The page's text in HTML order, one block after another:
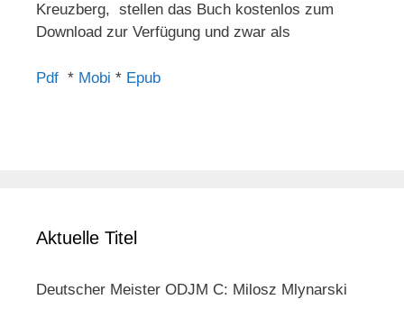
Kreuzberg, stellen das Buch kostenlos zum
Download zur Verfügung und zwar als
Pdf * Mobi * Epub
Aktuelle Titel
Deutscher Meister ODJM C: Milosz Mlynarski